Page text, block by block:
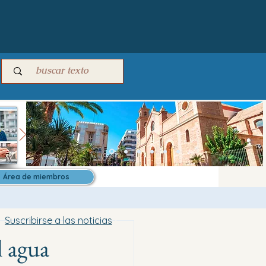
Área de miembros
Suscribirse a las noticias